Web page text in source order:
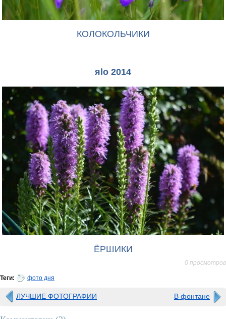
КОЛОКОЛЬЧИКИ
яlo 2014
ЁРШИКИ
0 просмотров
Теги: фото дня
ЛУЧШИЕ ФОТОГРАФИИ В фонтане